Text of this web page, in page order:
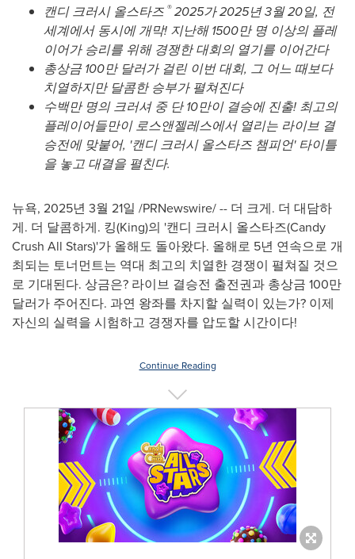
캔디 크러시 올스타즈 ®2025가2025년 3월 20일, 전
세계에서 동시에 개막! 지난해 1500만 명 이상의 플레
이어가 승리를 위해 경쟁한 대회의 열기를 이어간다
총상금 100만 달러가 걸린 이번 대회, 그 어느 때보다
치열하지만 달콤한 승부가 펼쳐진다
수백만 명의 크러셔 중 단 10만이 결승에 진출! 최고의
플레이어들만이 로스앤젤레스에서 열리는 라이브 결
승전에 맞붙어, '캔디 크러시 올스타즈 챔피언' 타이틀
을 놓고 대결을 펼친다.
뉴욕, 2025년 3월 21일 /PRNewswire/ -- 더 크게. 더 대담하
게. 더 달콤하게. 킹(King)의 '캔디 크러시 올스타즈(Candy
Crush All Stars)'가 올해도 돌아왔다. 올해로 5년 연속으로 개
최되는 토너먼트는 역대 최고의 치열한 경쟁이 펼쳐질 것으
로 기대된다. 상금은? 라이브 결승전 출전권과 총상금 100만
달러가 주어진다. 과연 왕좌를 차지할 실력이 있는가? 이제
자신의 실력을 시험하고 경쟁자를 압도할 시간이다!
Continue Reading